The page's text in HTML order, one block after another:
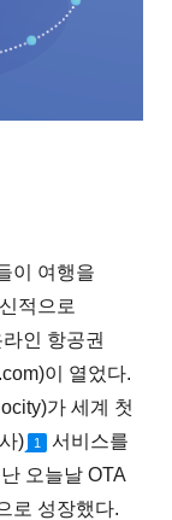
이 여행을
적으로
인 항공권
이 열었다.
가 세계 첫
)
1
서비스를
오늘날 OTA
로 성장했다.